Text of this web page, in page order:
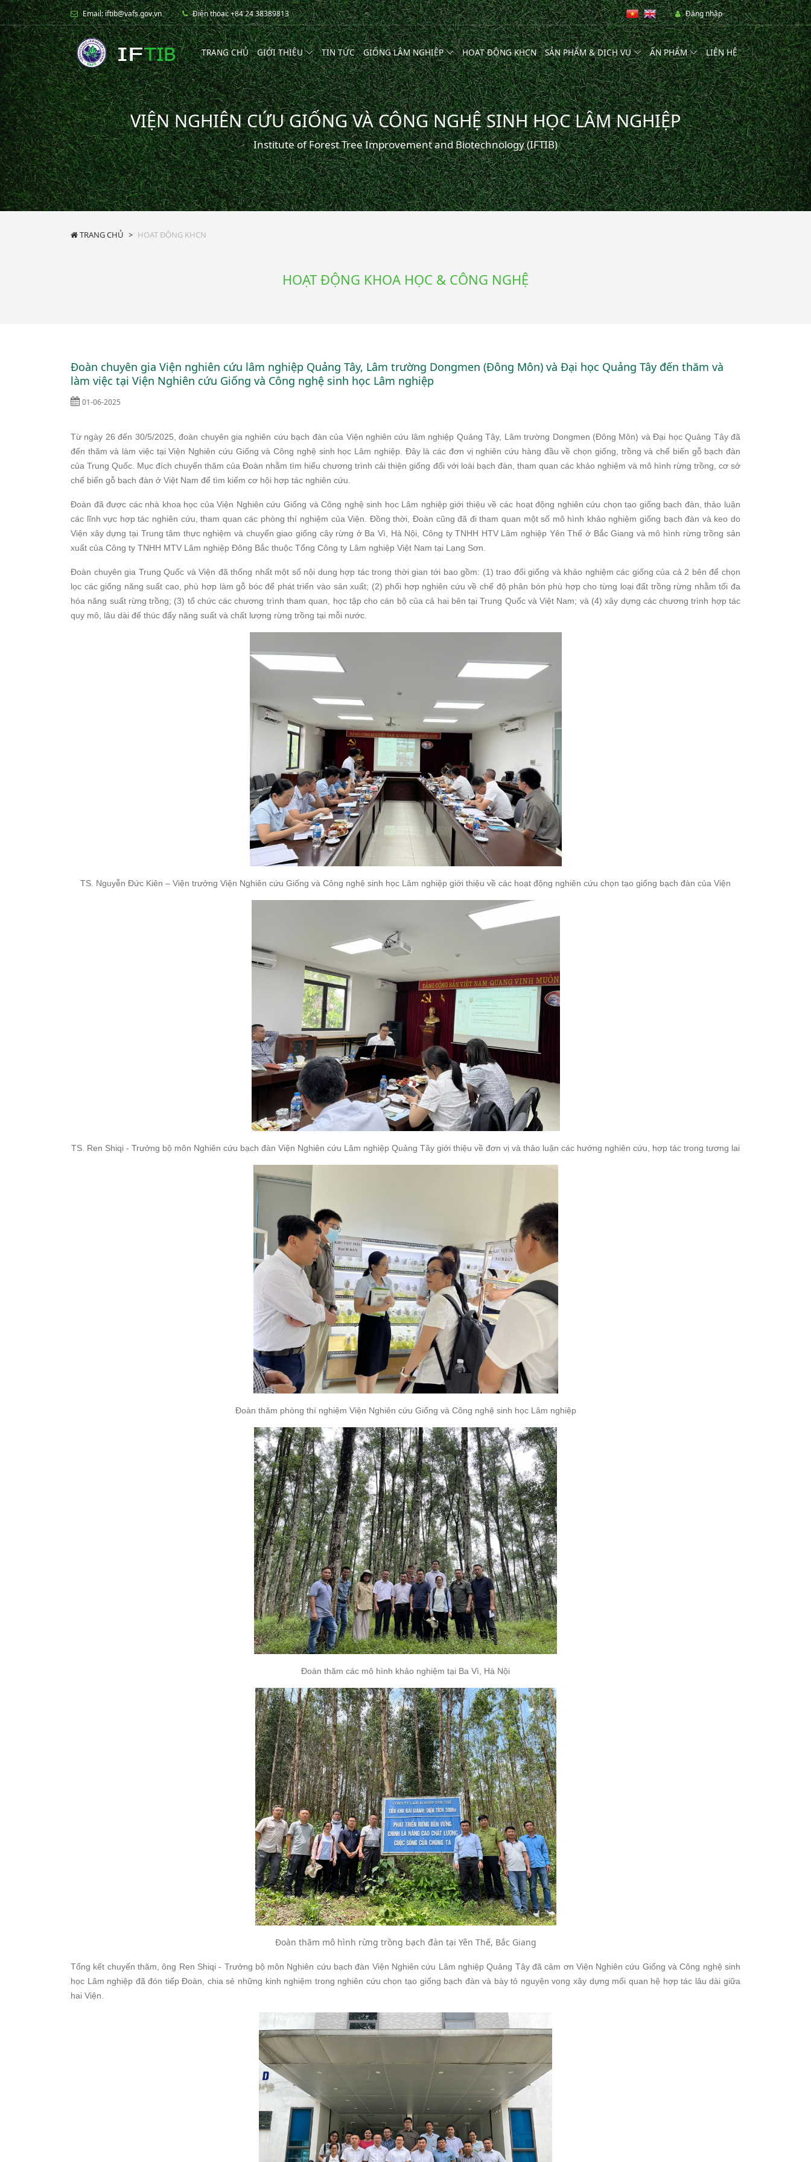
Email: iftib@vafs.gov.vn Điện thoại: +84 24 38389813 Đăng nhập
TRANG CHỦ GIỚI THIỆU TIN TỨC GIỐNG LÂM NGHIỆP HOẠT ĐỘNG KHCN SẢN PHẨM & DỊCH VỤ ẤN PHẨM LIÊN HỆ
VIỆN NGHIÊN CỨU GIỐNG VÀ CÔNG NGHỆ SINH HỌC LÂM NGHIỆP
Institute of Forest Tree Improvement and Biotechnology (IFTIB)
TRANG CHỦ HOẠT ĐỘNG KHCN
HOẠT ĐỘNG KHOA HỌC & CÔNG NGHỆ
Đoàn chuyên gia Viện nghiên cứu lâm nghiệp Quảng Tây, Lâm trường Dongmen (Đông Môn) và Đại học Quảng Tây đến thăm và
làm việc tại Viện Nghiên cứu Giống và Công nghệ sinh học Lâm nghiệp
01-06-2025
Từ ngày 26 đến 30/5/2025, đoàn chuyên gia nghiên cứu bạch đàn của Viện nghiên cứu lâm nghiệp Quảng Tây, Lâm trường Dongmen (Đông Môn) và Đại học Quảng Tây đã
đến thăm và làm việc tại Viện Nghiên cứu Giống và Công nghệ sinh học Lâm nghiệp. Đây là các đơn vị nghiên cứu hàng đầu về chọn giống, trồng và chế biến gỗ bạch đàn
của Trung Quốc. Mục đích chuyến thăm của Đoàn nhằm tìm hiểu chương trình cải thiện giống đối với loài bạch đàn, tham quan các khảo nghiệm và mô hình rừng trồng, cơ sở
chế biến gỗ bạch đàn ở Việt Nam để tìm kiếm cơ hội hợp tác nghiên cứu.
Đoàn đã được các nhà khoa học của Viện Nghiên cứu Giống và Công nghệ sinh học Lâm nghiệp giới thiệu về các hoạt động nghiên cứu chọn tạo giống bạch đàn, thảo luận
các lĩnh vực hợp tác nghiên cứu, tham quan các phòng thí nghiệm của Viện. Đồng thời, Đoàn cũng đã đi tham quan một số mô hình khảo nghiệm giống bạch đàn và keo do
Viện xây dựng tại Trung tâm thực nghiệm và chuyển giao giống cây rừng ở Ba Vì, Hà Nội, Công ty TNHH HTV Lâm nghiệp Yên Thế ở Bắc Giang và mô hình rừng trồng sản
xuất của Công ty TNHH MTV Lâm nghiệp Đông Bắc thuộc Tổng Công ty Lâm nghiệp Việt Nam tại Lạng Sơn.
Đoàn chuyên gia Trung Quốc và Viện đã thống nhất một số nội dung hợp tác trong thời gian tới bao gồm: (1) trao đổi giống và khảo nghiệm các giống của cả 2 bên để chọn
lọc các giống năng suất cao, phù hợp làm gỗ bóc để phát triển vào sản xuất; (2) phối hợp nghiên cứu về chế độ phân bón phù hợp cho từng loại đất trồng rừng nhằm tối đa
hóa năng suất rừng trồng; (3) tổ chức các chương trình tham quan, học tập cho cán bộ của cả hai bên tại Trung Quốc và Việt Nam; và (4) xây dựng các chương trình hợp tác
quy mô, lâu dài để thúc đẩy năng suất và chất lượng rừng trồng tại mỗi nước.
TS. Nguyễn Đức Kiên – Viện trưởng Viện Nghiên cứu Giống và Công nghệ sinh học Lâm nghiệp giới thiệu về các hoạt động nghiên cứu chọn tạo giống bạch đàn của Viện
TS. Ren Shiqi - Trưởng bộ môn Nghiên cứu bạch đàn Viện Nghiên cứu Lâm nghiệp Quảng Tây giới thiệu về đơn vị và thảo luận các hướng nghiên cứu, hợp tác trong tương lai
Đoàn thăm phòng thí nghiệm Viện Nghiên cứu Giống và Công nghệ sinh học Lâm nghiệp
Đoàn thăm các mô hình khảo nghiệm tại Ba Vì, Hà Nội
Đoàn thăm mô hình rừng trồng bạch đàn tại Yên Thế, Bắc Giang
Tổng kết chuyến thăm, ông Ren Shiqi - Trưởng bộ môn Nghiên cứu bạch đàn Viện Nghiên cứu Lâm nghiệp Quảng Tây đã cảm ơn Viện Nghiên cứu Giống và Công nghệ sinh
học Lâm nghiệp đã đón tiếp Đoàn, chia sẻ những kinh nghiệm trong nghiên cứu chọn tạo giống bạch đàn và bày tỏ nguyện vọng xây dựng mối quan hệ hợp tác lâu dài giữa
hai Viện.